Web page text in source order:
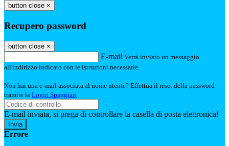
button close ×
Recupero password
button close ×
E-mail Verrà inviato un messaggio
all'indirizzo indicato con le istruzioni necessarie.
Non hai una e-mail associata al nome utente? Effettua il reset della password
tramite la Login Spaggiari
E-mail inviata, si prega di controllare la casella di posta elettronica!
Errore